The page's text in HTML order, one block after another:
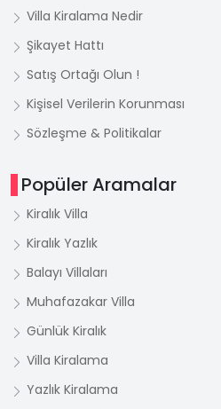
Villa Kiralama Nedir
Şikayet Hattı
Satış Ortağı Olun !
Kişisel Verilerin Korunması
Sözleşme & Politikalar
Popüler Aramalar
Kiralık Villa
Kiralık Yazlık
Balayı Villaları
Muhafazakar Villa
Günlük Kiralık
Villa Kiralama
Yazlık Kiralama